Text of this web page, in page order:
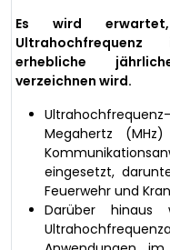
Es wird
erhebliche
verzeichnen wird.
Megahertz
eingesetzt,
Feuerwehr und
Darüber hinaus